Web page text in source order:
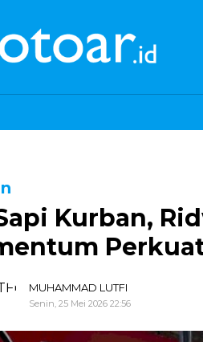
Kurban,
MUHAMMAD LUTFI
Senin, 25 Mei 2026 22:56